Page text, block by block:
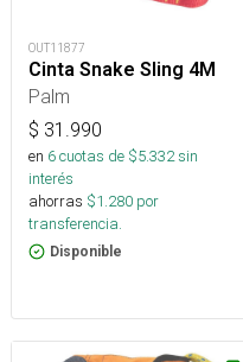
OUT11877
Cinta Snake Sling 4M
Palm
$ 31.990
en 6cuotas de $5.332sin
interés
ahorras $1.280 por
transferencia.
Disponible